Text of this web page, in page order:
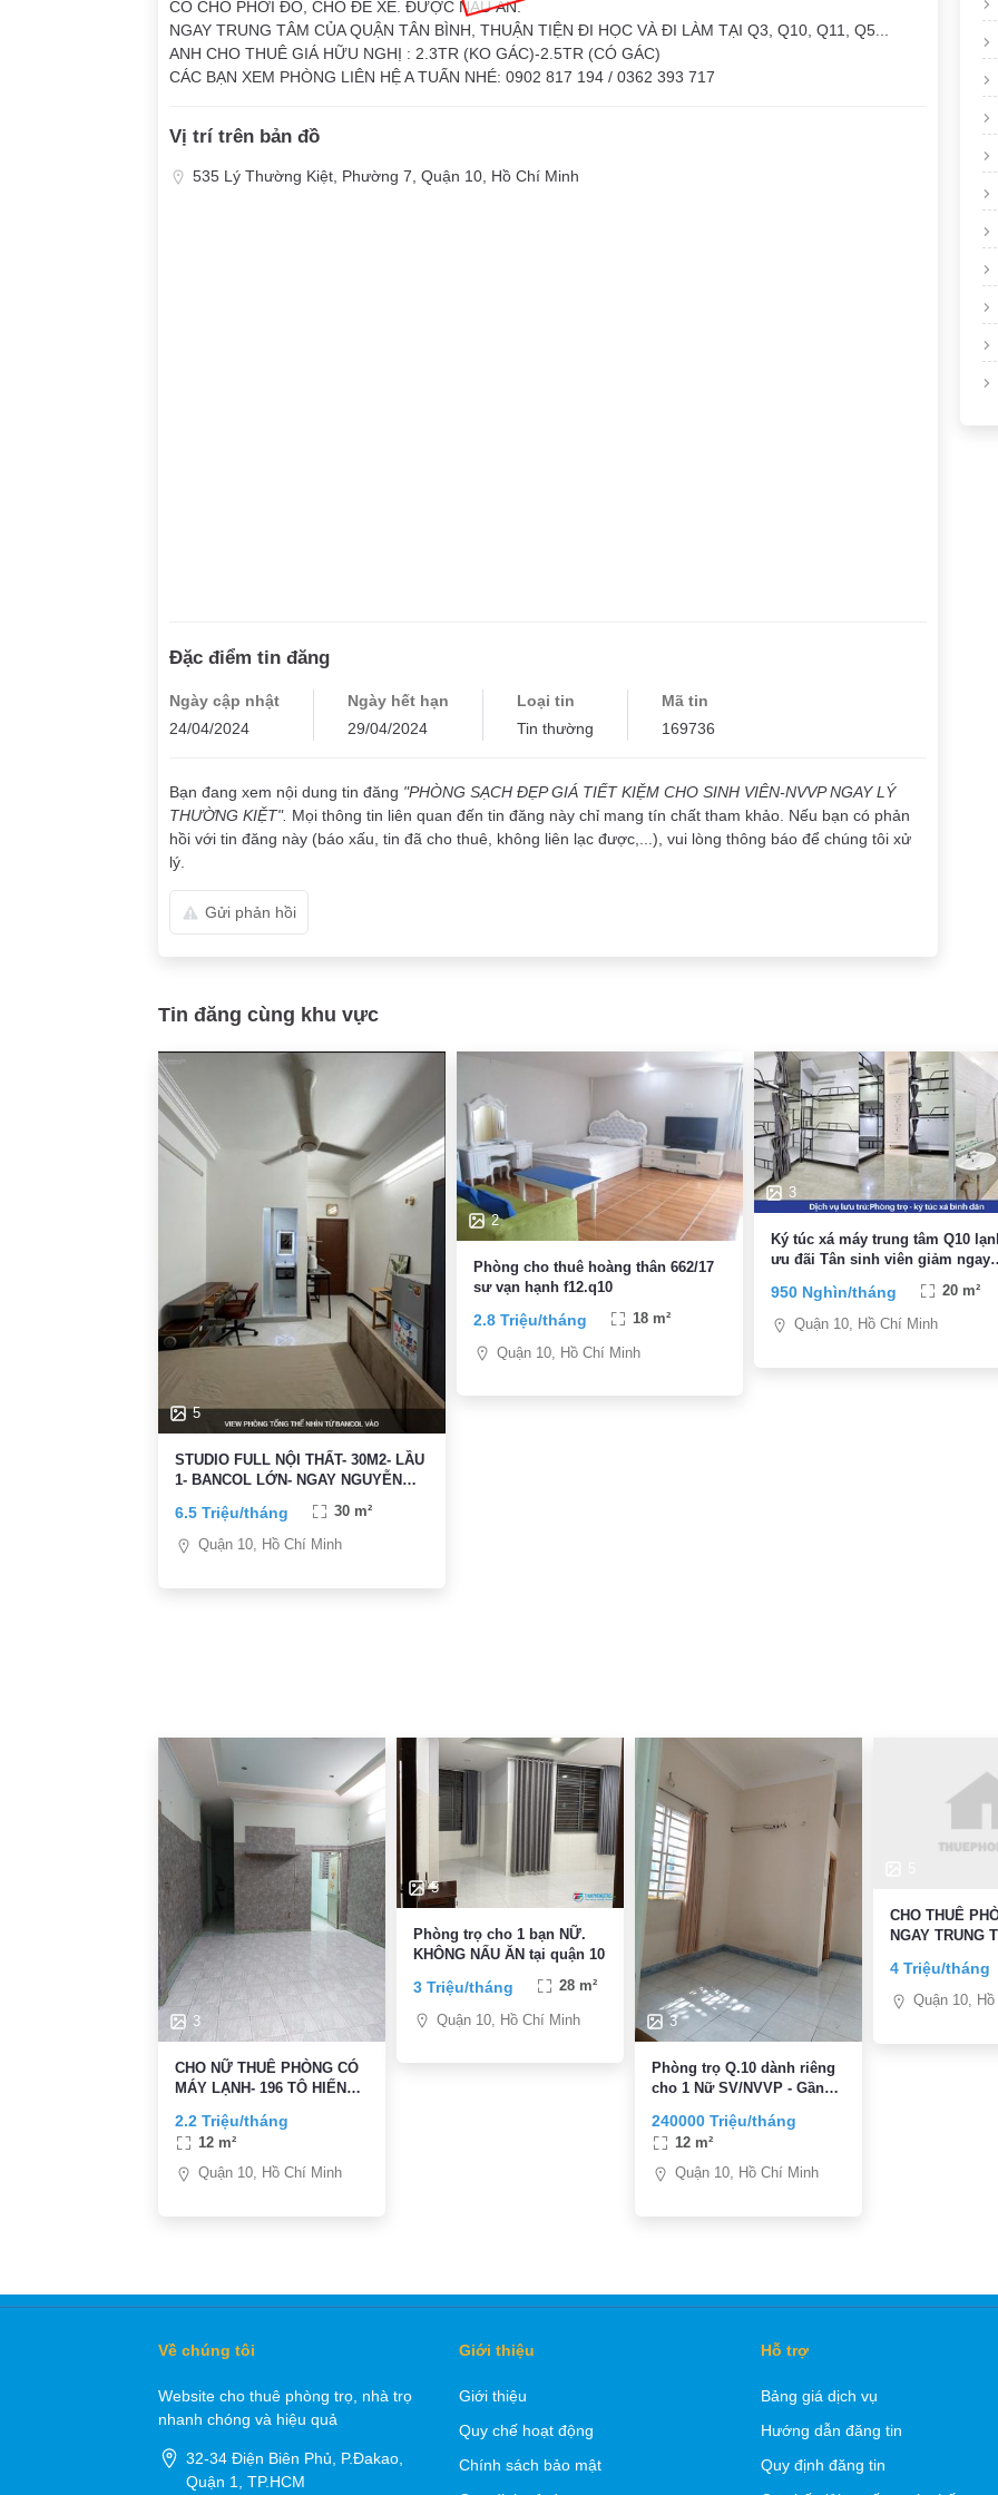
CÓ CHỖ PHƠI ĐỒ, CHỖ ĐỂ XE. ĐƯỢC NẤU ĂN.
NGAY TRUNG TÂM CỦA QUẬN TÂN BÌNH, THUẬN TIỆN ĐI HỌC VÀ ĐI LÀM TẠI Q3, Q10, Q11, Q5...
ANH CHO THUÊ GIÁ HỮU NGHỊ : 2.3TR (KO GÁC)-2.5TR (CÓ GÁC)
CÁC BẠN XEM PHÒNG LIÊN HỆ A TUẤN NHÉ: 0902 817 194 / 0362 393 717
Vị trí trên bản đồ
535 Lý Thường Kiệt, Phường 7, Quận 10, Hồ Chí Minh
Đặc điểm tin đăng
Ngày cập nhật
24/04/2024
Ngày hết hạn
29/04/2024
Loại tin
Tin thường
Mã tin
169736
Bạn đang xem nội dung tin đăng "PHÒNG SẠCH ĐẸP GIÁ TIẾT KIỆM CHO SINH VIÊN-NVVP NGAY LÝ
THƯỜNG KIỆT". Mọi thông tin liên quan đến tin đăng này chỉ mang tín chất tham khảo. Nếu bạn có phản
hồi với tin đăng này (báo xấu, tin đã cho thuê, không liên lạc được,...), vui lòng thông báo để chúng tôi xử
lý.
Gửi phản hồi
Tin đăng cùng khu vực
5
STUDIO FULL NỘI THẤT- 30M2- LẦU
1- BANCOL LỚN- NGAY NGUYỄN
6.5 Triệu/tháng 30 m²
Quận 10, Hồ Chí Minh
2
Phòng cho thuê hoàng thân 662/17
sư vạn hạnh f12.q10
2.8 Triệu/tháng 18 m²
Quận 10, Hồ Chí Minh
3
Ký túc xá máy trung tâm Q10
ưu đãi Tân sinh viên giảm ngay
950 Nghìn/tháng 20 m²
Quận 10, Hồ Chí Minh
3
CHO NỮ THUÊ PHÒNG CÓ
MÁY LẠNH- 196 TÔ HIẾN
2.2 Triệu/tháng
12 m²
Quận 10, Hồ Chí Minh
5
Phòng trọ cho 1 bạn NỮ.
KHÔNG NẤU ĂN tại quận 10
3 Triệu/tháng 28 m²
Quận 10, Hồ Chí Minh 3
Phòng trọ Q.10 dành riêng
cho 1 Nữ SV/NVVP - Gần
Tổ
240000 Triệu/tháng
12 m²
Quận 10, Hồ Chí Minh
CHO THUÊ
NGAY TRUNG
4 Triệu/tháng
Quận 10,
Về chúng tôi
Website cho thuê phòng trọ, nhà trọ
nhanh chóng và hiệu quả
32-34 Điện Biên Phủ, P.Đakao,
Quận 1, TP.HCM
Giới thiệu
Giới thiệu
Quy chế hoạt động
Chính sách bảo mật
Hỗ trợ
Bảng giá dịch vụ
Hướng dẫn đăng tin
Quy định đăng tin